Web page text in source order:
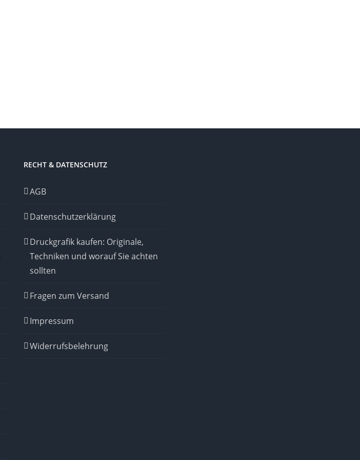
RECHT & DATENSCHUTZ
AGB
Datenschutzerklärung
Druckgrafik kaufen: Originale,
Techniken und worauf Sie achten
sollten
Fragen zum Versand
Impressum
Widerrufsbelehrung